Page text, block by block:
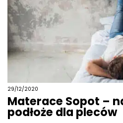
29/12/2020
Materace Sopot –
podłoże dla pleców